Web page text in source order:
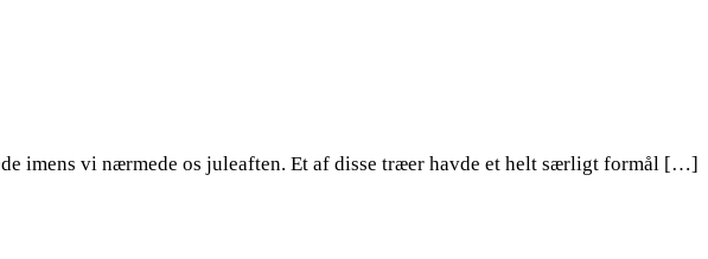
imens vi nærmede os juleaften. Et af disse træer havde et helt særligt formål […]